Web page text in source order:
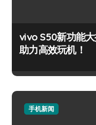
vivo S50新功能
助力高效玩机！
手机新闻